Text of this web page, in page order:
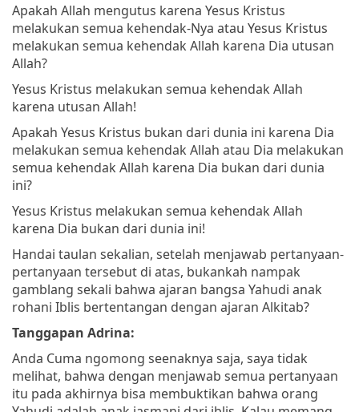
Apakah Allah mengutus karena Yesus Kristus
melakukan semua kehendak-Nya atau Yesus Kristus
melakukan semua kehendak Allah karena Dia utusan
Allah?
Yesus Kristus melakukan semua kehendak Allah
karena utusan Allah!
Apakah Yesus Kristus bukan dari dunia ini karena Dia
melakukan semua kehendak Allah atau Dia melakukan
semua kehendak Allah karena Dia bukan dari dunia
ini?
Yesus Kristus melakukan semua kehendak Allah
karena Dia bukan dari dunia ini!
Handai taulan sekalian, setelah menjawab pertanyaan-
pertanyaan tersebut di atas, bukankah nampak
gamblang sekali bahwa ajaran bangsa Yahudi anak
rohani Iblis bertentangan dengan ajaran Alkitab?
Tanggapan Adrina:
Anda Cuma ngomong seenaknya saja, saya tidak
melihat, bahwa dengan menjawab semua pertanyaan
itu pada akhirnya bisa membuktikan bahwa orang